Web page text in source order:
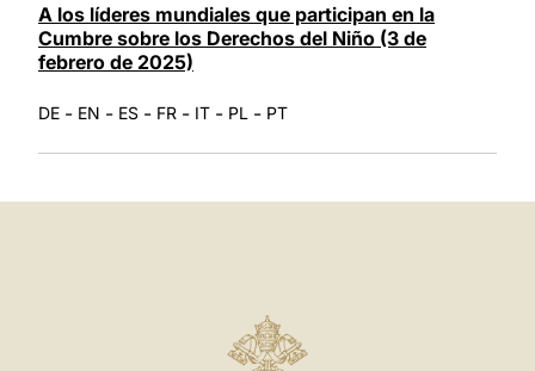
A los líderes mundiales que participan en la
Cumbre sobre los Derechos del Niño (3 de
febrero de 2025)
DE - EN - ES - FR - IT - PL - PT